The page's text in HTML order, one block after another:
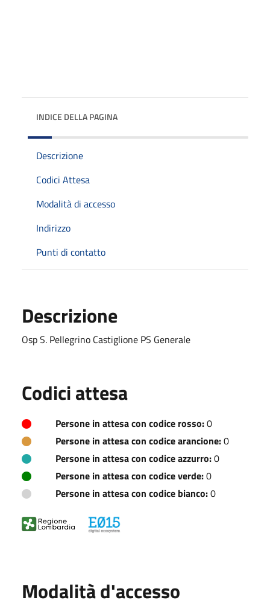
INDICE DELLA PAGINA
Descrizione
Codici Attesa
Modalità di accesso
Indirizzo
Punti di contatto
Descrizione
Osp S. Pellegrino Castiglione PS Generale
Codici attesa
Persone in attesa con codice rosso:0
Persone in attesa con codice arancione:0
Persone in attesa con codice azzurro:0
Persone in attesa con codice verde:0
Persone in attesa con codice bianco:0
Modalità d'accesso